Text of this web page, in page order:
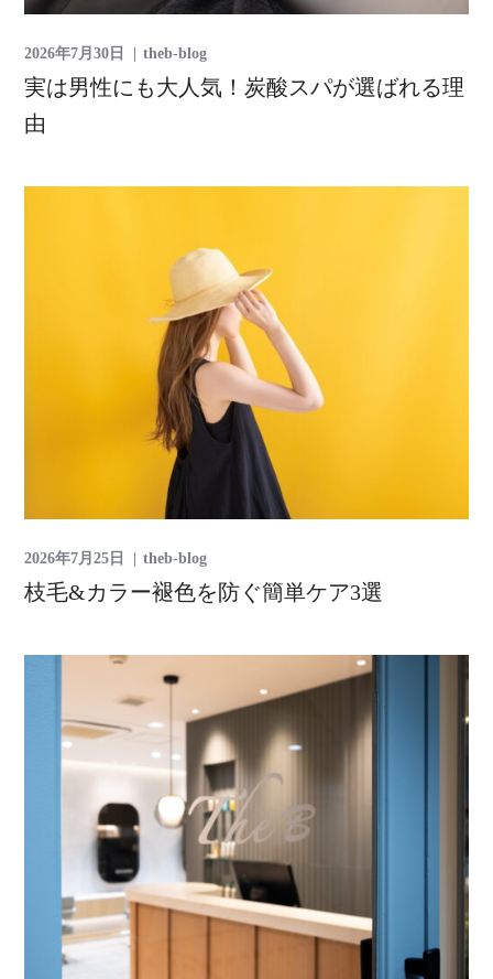
2026年7月30日 theb-blog
実は男性にも大人気！炭酸スパが選ばれる理
由
2026年7月25日 theb-blog
枝毛&カラー褪色を防ぐ簡単ケア3選